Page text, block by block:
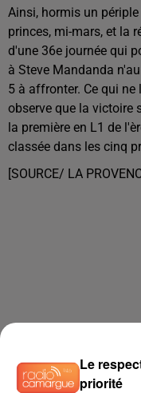
Ainsi, hormis un
princes, mi-mars, et la
d'une 36e journée qui
à Steve Mandanda
5 à affronter. Ce qui
observe que la victoire
la première en L1 de
classée dans les cinq
[SOURCE/ LA
Le
priorité